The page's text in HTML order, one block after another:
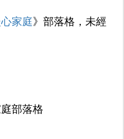
家庭》部落格，未經
部落格